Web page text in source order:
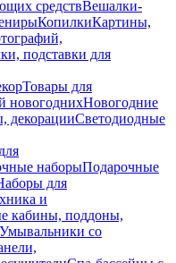
средствВешалки-
КопилкиКартины,
подставки для
Товары для
новогоднихНовогодние
декорацииСветодиодные
наборыПодарочные
для
и
кабины, поддоны,
Умывальники со